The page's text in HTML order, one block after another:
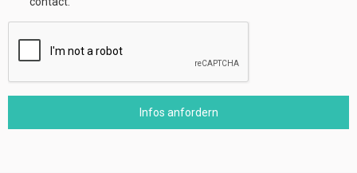
Infos anfordern